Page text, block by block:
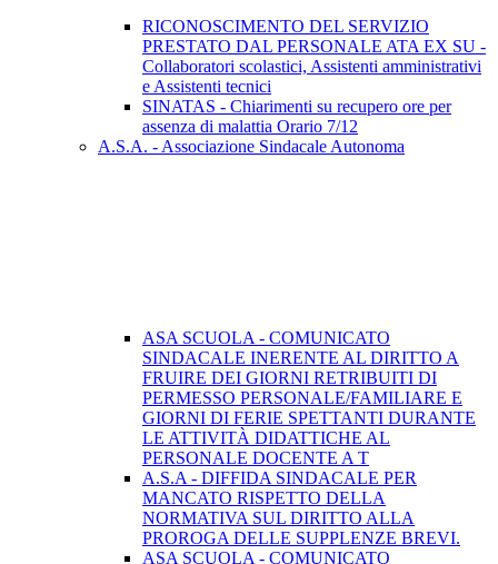
RICONOSCIMENTO DEL SERVIZIO
PRESTATO DAL PERSONALE ATA EX SU -
Collaboratori scolastici, Assistenti amministrativi
e Assistenti tecnici
SINATAS - Chiarimenti su recupero ore per
assenza di malattia Orario 7/12
A.S.A. - Associazione Sindacale Autonoma
ASA SCUOLA - COMUNICATO
SINDACALE INERENTE AL DIRITTO A
FRUIRE DEI GIORNI RETRIBUITI DI
PERMESSO PERSONALE/FAMILIARE E
GIORNI DI FERIE SPETTANTI DURANTE
LE ATTIVITÀ DIDATTICHE AL
PERSONALE DOCENTE A T
A.S.A - DIFFIDA SINDACALE PER
MANCATO RISPETTO DELLA
NORMATIVA SUL DIRITTO ALLA
PROROGA DELLE SUPPLENZE BREVI.
ASA SCUOLA - COMUNICATO